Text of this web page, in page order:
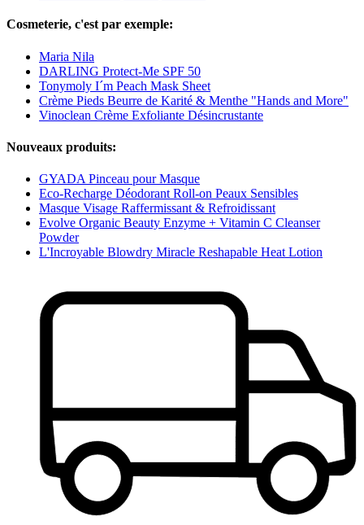
Cosmeterie, c'est par exemple:
Maria Nila
DARLING Protect-Me SPF 50
Tonymoly I´m Peach Mask Sheet
Crème Pieds Beurre de Karité & Menthe "Hands and More"
Vinoclean Crème Exfoliante Désincrustante
Nouveaux produits:
GYADA Pinceau pour Masque
Eco-Recharge Déodorant Roll-on Peaux Sensibles
Masque Visage Raffermissant & Refroidissant
Evolve Organic Beauty Enzyme + Vitamin C Cleanser
Powder
L'Incroyable Blowdry Miracle Reshapable Heat Lotion